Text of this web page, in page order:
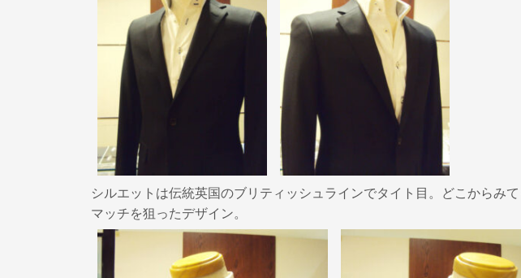
シルエットは伝統英国のブリティッシュラインでタイト目。どこからみ
マッチを狙ったデザイン。